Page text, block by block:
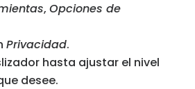
, Opciones de
Privacidad.
hasta ajustar el nivel
desee.